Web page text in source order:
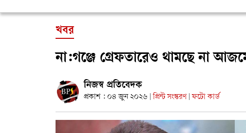
খবর
না:গঞ্জে গ্রেফতারেও থামছে না
নিজস্ব প্রতিবেদক
প্রকাশ : ০৪ জুন ২০২৬ প্রিন্ট সংস্করণ ফটো কার্ড